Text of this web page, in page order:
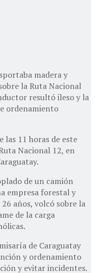
madera y
la Ruta Nacional
resultó ileso y la
ordenamiento
las 11 horas de este
Nacional 12, en
de un camión
empresa forestal y
años, volcó sobre la
de la carga
de Caraguatay
y ordenamiento
y evitar incidentes.